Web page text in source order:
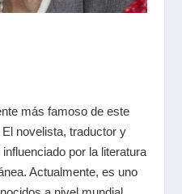
más famoso de este
novelista, traductor y
por la literatura
Actualmente, es uno